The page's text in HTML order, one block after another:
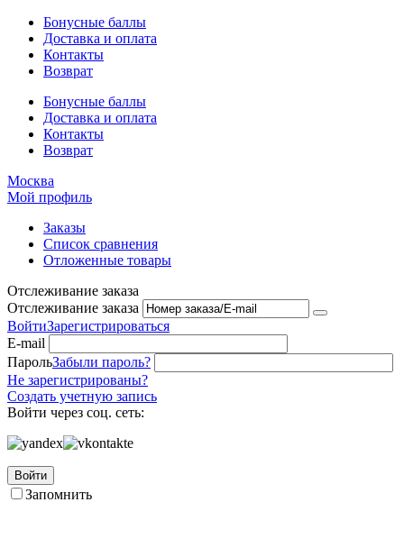
Бонусные баллы
Доставка и оплата
Контакты
Возврат
Бонусные баллы
Доставка и оплата
Контакты
Возврат
Москва
Мой профиль
Заказы
Список сравнения
Отложенные товары
Отслеживание заказа
Отслеживание заказа
ВойтиЗарегистрироваться
E-mail
ПарольЗабыли пароль?
Не зарегистрированы?
Создать учетную запись
Войти через соц. сеть:
Войти
Запомнить